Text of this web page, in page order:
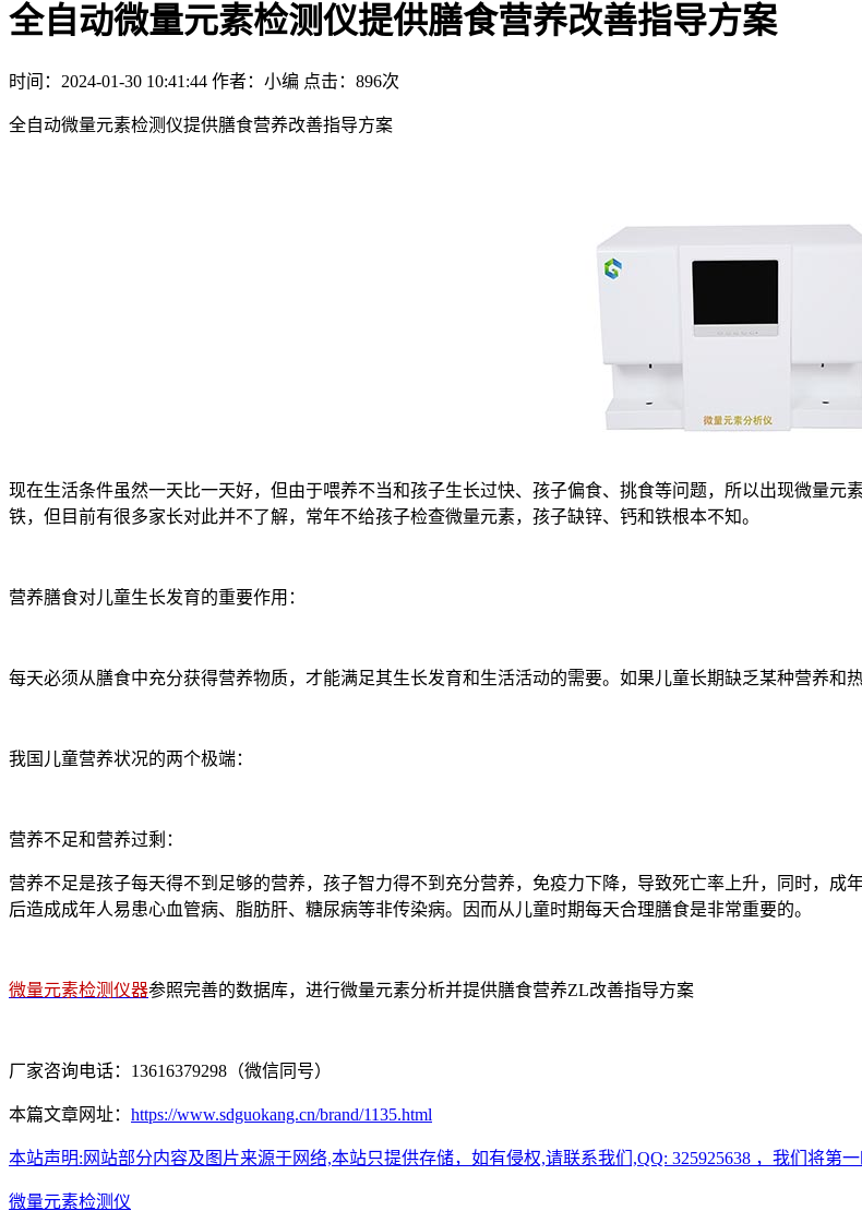
全自动微量元素检测仪提供膳食营养改善指导方案
时间：2024-01-30 10:41:44 作者：小编 点击： 896次
全自动微量元素检测仪提供膳食营养改善指导方案
现在生活条件虽然一天比一天好，但由于喂养不当和孩子生长过快、孩子偏食、挑食等问题，所以出现微量
铁，但目前有很多家长对此并不了解，常年不给孩子检查微量元素，孩子缺锌、钙和铁根本不知。
营养膳食对儿童生长发育的重要作用：
每天必须从膳食中充分获得营养物质，才能满足其生长发育和生活活动的需要。如果儿童长期缺乏某种营养和
我国儿童营养状况的两个极端：
营养不足和营养过剩：
营养不足是孩子每天得不到足够的营养，孩子智力得不到充分营养，免疫力下降，导致死亡率上升，同时，
后造成成年人易患心血管病、脂肪肝、糖尿病等非传染病。因而从儿童时期每天合理膳食是非常重要的。
微量元素检测仪器参照完善的数据库，进行微量元素分析并提供膳食营养ZL改善指导方案
厂家咨询电话：13616379298（微信同号）
本篇文章网址： https://www.sdguokang.cn/brand/1135.html
本站声明:网站部分内容及图片来源于网络,本站只提供存储，如有侵权,请联系我们,QQ: 325925638 ，我们将第
微量元素检测仪